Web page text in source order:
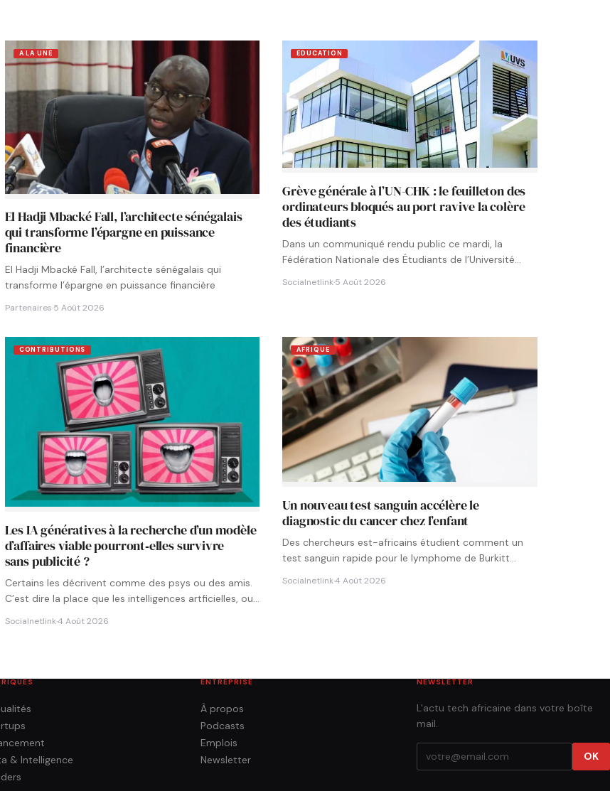
A LA UNE
El Hadji Mbacké Fall, l’architecte sénégalais
qui transforme l’épargne en puissance
financière
El Hadji Mbacké Fall, l’architecte sénégalais qui
transforme l’épargne en puissance financière
Partenaires·5 Août 2026
EDUCATION
Grève générale à l’UN-CHK : le feuilleton des
ordinateurs bloqués au port ravive la colère
des étudiants
Dans un communiqué rendu public ce mardi, la
Fédération Nationale des Étudiants de l’Université
Socialnetlink·5 Août 2026
CONTRIBUTIONS
Les IA génératives à la recherche d’un modèle
d’affaires viable pourront‑elles survivre
sans publicité ?
Certains les décrivent comme des psys ou des amis.
C’est dire la place que les intelligences artficielles, ou…
Socialnetlink·4 Août 2026
AFRIQUE
Un nouveau test sanguin accélère le
diagnostic du cancer chez l’enfant
Des chercheurs est-africains étudient comment un
test sanguin rapide pour le lymphome de Burkitt
Socialnetlink·4 Août 2026
& Intelligence
ENTREPRISE
À propos
Podcasts
Emplois
Newsletter
NEWSLETTER
L'actu tech africaine dans votre boîte
mail.
OK